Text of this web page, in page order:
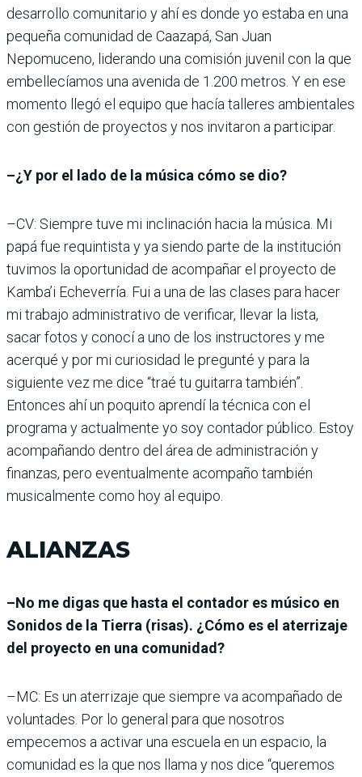
desarrollo comunitario y ahí es donde yo estaba en una
pequeña comunidad de Caazapá, San Juan
Nepomuceno, liderando una comisión juvenil con la que
embellecíamos una avenida de 1.200 metros. Y en ese
momento llegó el equipo que hacía talleres ambientales
con gestión de proyectos y nos invitaron a participar.
–¿Y por el lado de la música cómo se dio?
–CV: Siempre tuve mi inclinación hacia la música. Mi
papá fue requintista y ya siendo parte de la institución
tuvimos la oportunidad de acompañar el proyecto de
Kamba’i Echeverría. Fui a una de las clases para hacer
mi trabajo administrativo de verificar, llevar la lista,
sacar fotos y conocí a uno de los instructores y me
acerqué y por mi curiosidad le pregunté y para la
siguiente vez me dice “traé tu guitarra también”.
Entonces ahí un poquito aprendí la técnica con el
programa y actualmente yo soy contador público. Estoy
acompañando dentro del área de administración y
finanzas, pero eventualmente acompaño también
musicalmente como hoy al equipo.
ALIANZAS
–No me digas que hasta el contador es músico en
Sonidos de la Tierra (risas). ¿Cómo es el aterrizaje
del proyecto en una comunidad?
–MC: Es un aterrizaje que siempre va acompañado de
voluntades. Por lo general para que nosotros
empecemos a activar una escuela en un espacio, la
comunidad es la que nos llama y nos dice “queremos